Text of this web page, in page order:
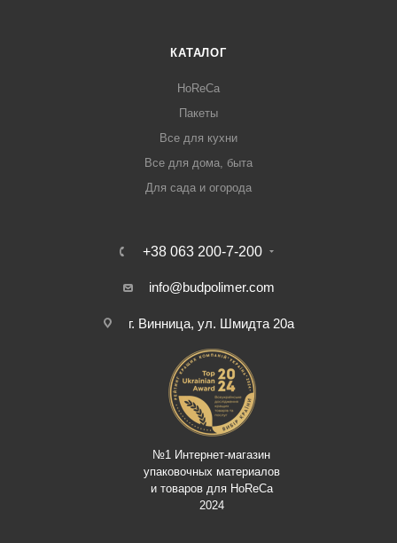
КАТАЛОГ
HoReCa
Пакеты
Все для кухни
Все для дома, быта
Для сада и огорода
+38 063 200-7-200
info@budpolimer.com
г. Винница, ул. Шмидта 20а
№1 Интернет-магазин
упаковочных материалов
и товаров для HoReCa
2024